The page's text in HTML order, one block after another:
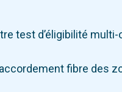
test d’éligibilité
fibre des